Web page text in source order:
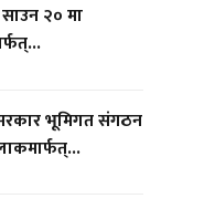
२० मा
भूमिगत संगठन